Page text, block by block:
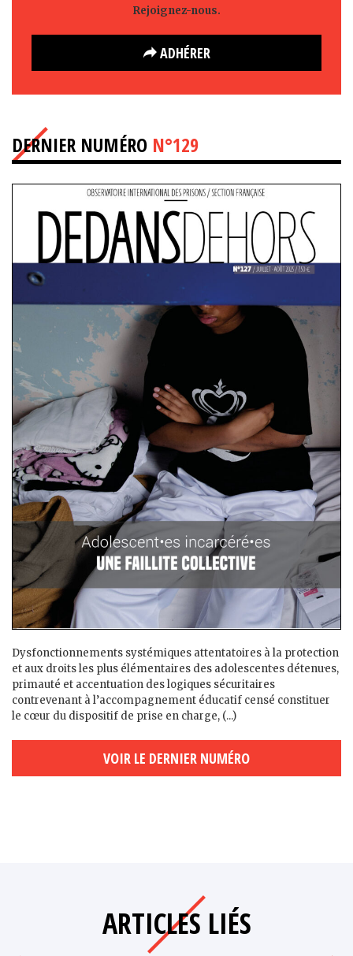
Rejoignez-nous.
ADHÉRER
DERNIER NUMÉRO N°129
Dysfonctionnements systémiques attentatoires à la protection
et aux droits les plus élémentaires des adolescent·es détenu·es,
primauté et accentuation des logiques sécuritaires
contrevenant à l’accompagnement éducatif censé constituer
le cœur du dispositif de prise en charge, (...)
VOIR LE DERNIER NUMÉRO
ARTICLES LIÉS